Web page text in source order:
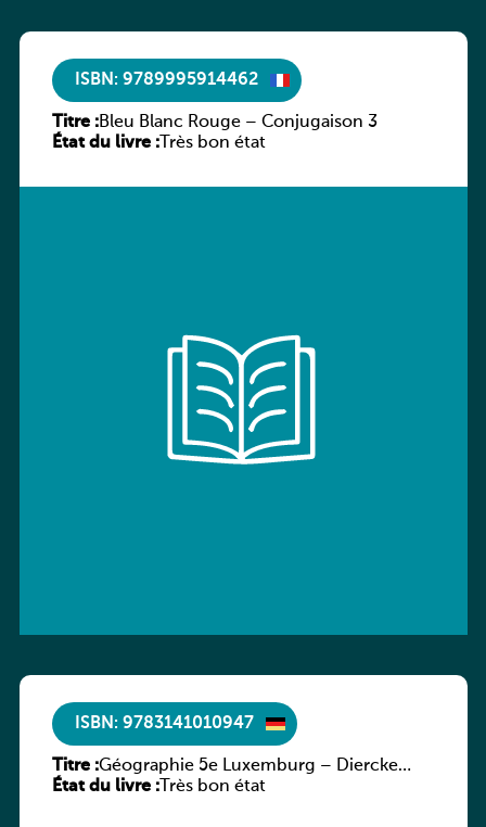
ISBN: 9789995914462
Titre :Bleu Blanc Rouge – Conjugaison 3
État du livre :Très bon état
ISBN: 9783141010947
Titre :Géographie 5e Luxemburg – Diercke
Praxis
État du livre :Très bon état